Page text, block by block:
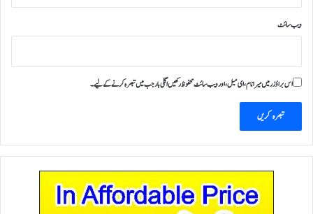
ویب‌ سائٹ
اس براؤزر میں میرا نام، ای میل، اور ویب سائٹ محفوظ رکھیں اگلی بار جب میں تبصرہ کرنے کےلیے۔